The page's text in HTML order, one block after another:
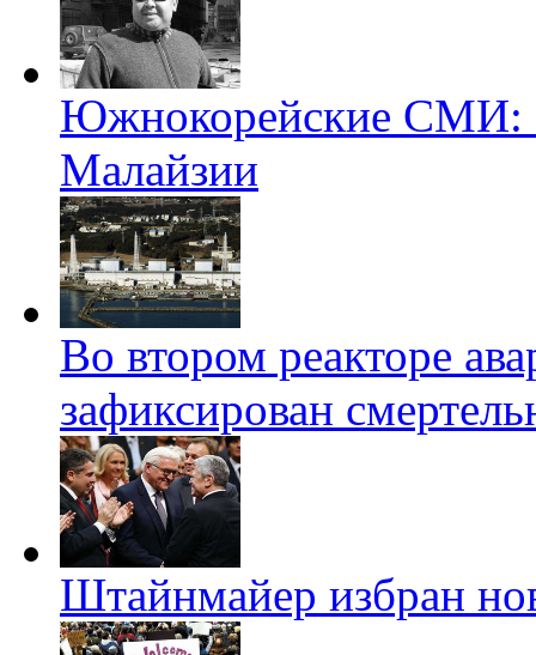
Южнокорейские СМИ:
Малайзии
Во втором реакторе
зафиксирован
Штайнмайер избран